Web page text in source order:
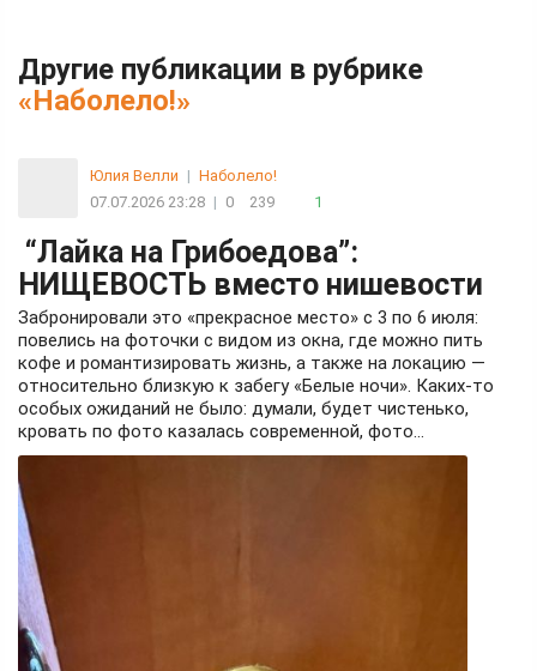
Другие публикации в рубрике
«Наболело!»
Юлия Велли | Наболело!
07.07.2026 23:28 | 0 239 1
“Лайка на Грибоедова”:
НИЩЕВОСТЬ вместо нишевости
Забронировали это «прекрасное место» с 3 по 6 июля:
повелись на фоточки с видом из окна, где можно пить
кофе и романтизировать жизнь, а также на локацию —
относительно близкую к забегу «Белые ночи». Каких-то
особых ожиданий не было: думали, будет чистенько,
кровать по фото казалась современной, фото...